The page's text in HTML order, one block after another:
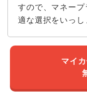
すので、マネー
適な選択をいっし
マイ